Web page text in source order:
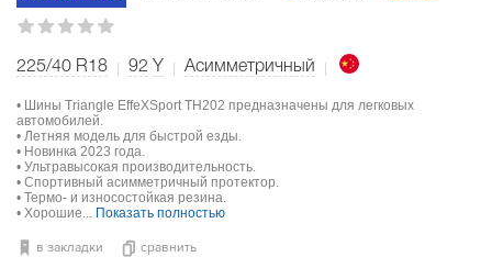
225/40 R18 92 Y Асимметричный
• Шины Triangle EffeXSport TH202 предназначены для легковых
автомобилей.
• Летняя модель для быстрой езды.
• Новинка 2023 года.
• Ультравысокая производительность.
• Спортивный асимметричный протектор.
• Термо- и износостойкая резина.
• Хорошие... Показать полностью
в закладки сравнить